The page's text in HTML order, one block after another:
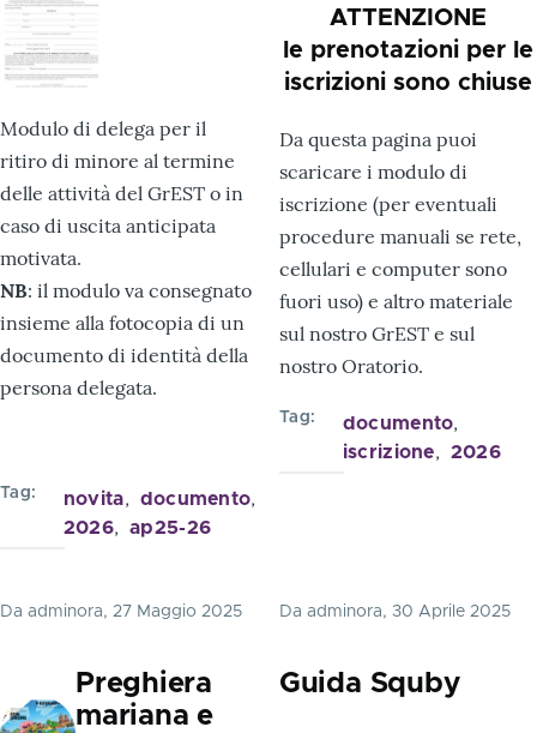
Modulo di delega per il
ritiro di minore al termine
delle attività del GrEST o in
caso di uscita anticipata
motivata.
NB: il modulo va consegnato
insieme alla fotocopia di un
documento di identità della
persona delegata.
Tag novita
documento
2026
ap25-26
ATTENZIONE
le prenotazioni per le
iscrizioni sono chiuse
Da questa pagina puoi
scaricare i modulo di
iscrizione (per eventuali
procedure manuali se rete,
cellulari e computer sono
fuori uso) e altro materiale
sul nostro GrEST e sul
nostro Oratorio.
Tag
documento
iscrizione
2026
Da adminora, 27 Maggio 2025
Preghiera
mariana e
Da adminora, 30 Aprile 2025
Guida Squby